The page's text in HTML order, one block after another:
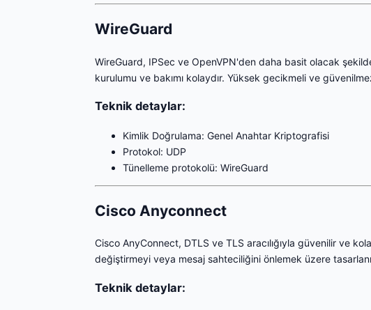
WireGuard
WireGuard, IPSec ve OpenVPN'den daha basit olacak
kurulumu ve bakımı kolaydır. Yüksek gecikmeli ve
Teknik detaylar:
Kimlik Doğrulama: Genel Anahtar Kriptografisi
Protokol: UDP
Tünelleme protokolü: WireGuard
Cisco Anyconnect
Cisco AnyConnect, DTLS ve TLS aracılığıyla güvenilir ve
değiştirmeyi veya mesaj sahteciliğini önlemek üzere
Teknik detaylar: